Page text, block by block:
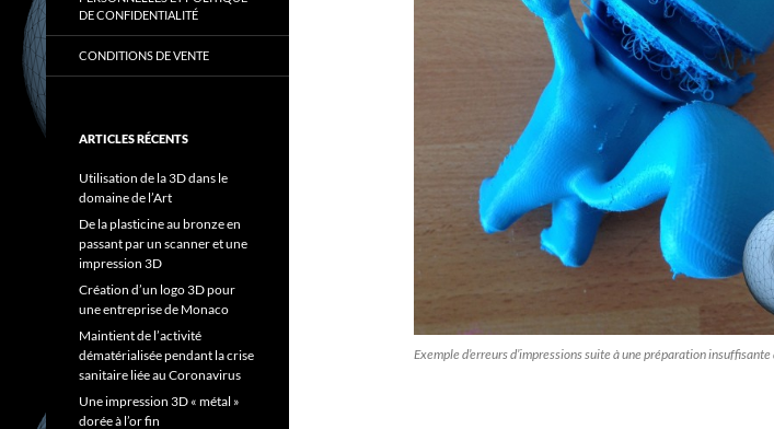
Exemple d’erreurs d’impressions suite à une préparation
DE CONFIDENTIALITÉ
CONDITIONS DE VENTE
ARTICLES RÉCENTS
Utilisation de la 3D dans le
domaine de l’Art
De la plasticine au bronze en
passant par un scanner et une
impression 3D
Création d’un logo 3D pour
une entreprise de Monaco
Maintient de l’activité
dématérialisée pendant la crise
sanitaire liée au Coronavirus
Une impression 3D « métal »
dorée à l’or fin